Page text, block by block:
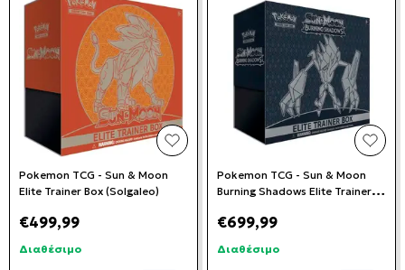
add to wishlist
Pokemon TCG - Sun & Moon
Elite Trainer Box (Solgaleo)
€499,99
Διαθέσιμο
add
Pokemon TCG - Sun & Moon
Burning Shadows Elite Trainer
€699,99
Διαθέσιμο